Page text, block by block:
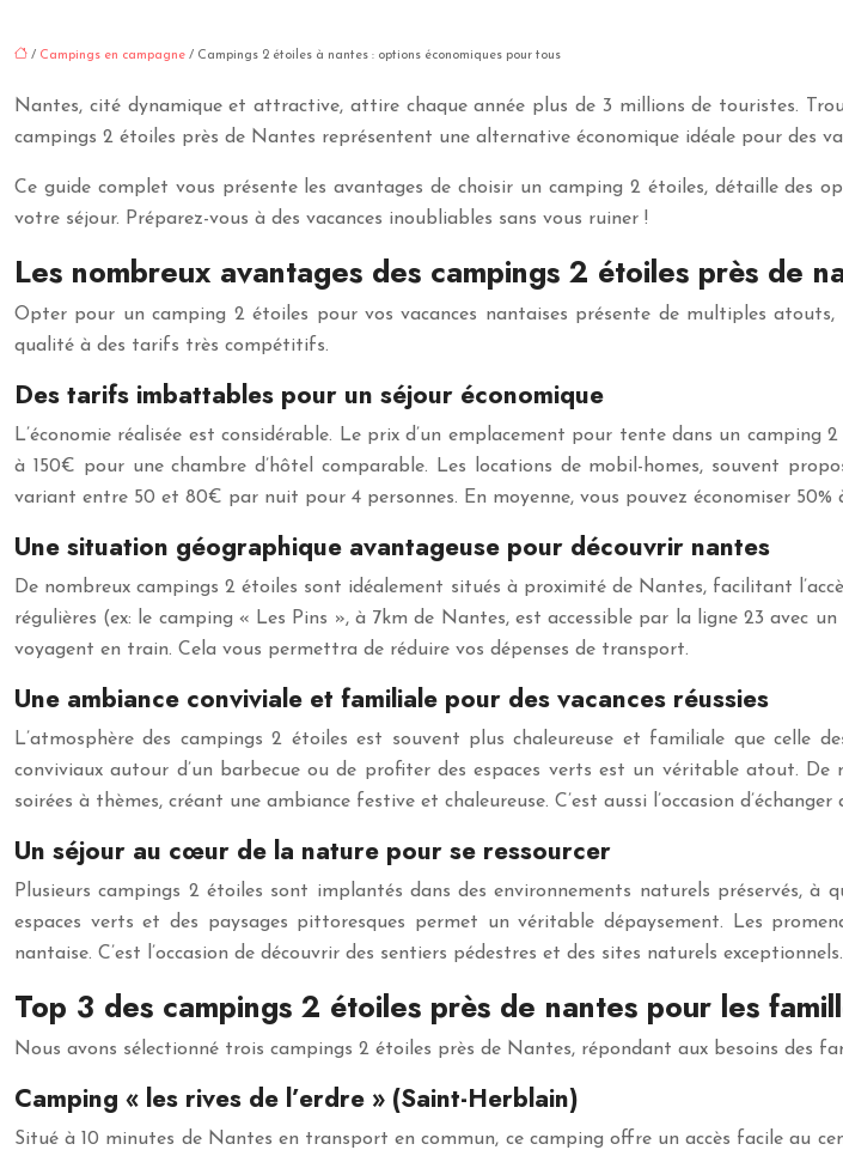
/ Campings en campagne / Campings 2 étoiles à nantes : options économiques pour tous
Nantes, cité dynamique et attractive, attire chaque année plus de 3 millions de touristes.
campings 2 étoiles près de Nantes représentent une alternative économique idéale pour des
Ce guide complet vous présente les avantages de choisir un camping 2 étoiles, détaille
votre séjour. Préparez-vous à des vacances inoubliables sans vous ruiner !
Les nombreux avantages des campings 2 étoiles près de
Opter pour un camping 2 étoiles pour vos vacances nantaises présente de multiples
qualité à des tarifs très compétitifs.
Des tarifs imbattables pour un séjour économique
L’économie réalisée est considérable. Le prix d’un emplacement pour tente dans un
à 150€ pour une chambre d’hôtel comparable. Les locations de mobil-homes, souvent
variant entre 50 et 80€ par nuit pour 4 personnes. En moyenne, vous pouvez économiser 50%
Une situation géographique avantageuse pour découvrir nantes
De nombreux campings 2 étoiles sont idéalement situés à proximité de Nantes, facilitant
régulières (ex: le camping « Les Pins », à 7km de Nantes, est accessible par la ligne 23 avec
voyagent en train. Cela vous permettra de réduire vos dépenses de transport.
Une ambiance conviviale et familiale pour des vacances réussies
L’atmosphère des campings 2 étoiles est souvent plus chaleureuse et familiale que celle
conviviaux autour d’un barbecue ou de profiter des espaces verts est un véritable atout.
soirées à thèmes, créant une ambiance festive et chaleureuse. C’est aussi l’occasion d’échanger
Un séjour au cœur de la nature pour se ressourcer
Plusieurs campings 2 étoiles sont implantés dans des environnements naturels préservés, à
espaces verts et des paysages pittoresques permet un véritable dépaysement. Les
nantaise. C’est l’occasion de découvrir des sentiers pédestres et des sites naturels exceptionnels.
Top 3 des campings 2 étoiles près de nantes pour les
Nous avons sélectionné trois campings 2 étoiles près de Nantes, répondant aux besoins des
Camping « les rives de l’erdre » (Saint-Herblain)
Situé à 10 minutes de Nantes en transport en commun, ce camping offre un accès facile au